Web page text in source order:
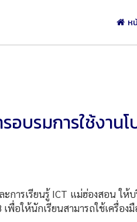
ห
อบรมการใช้งา
รียนรู้ ICT แม่ฮ่องสอน ให้บริก
เพื่อให้นักเรียนสามารถใช้เครื่อ